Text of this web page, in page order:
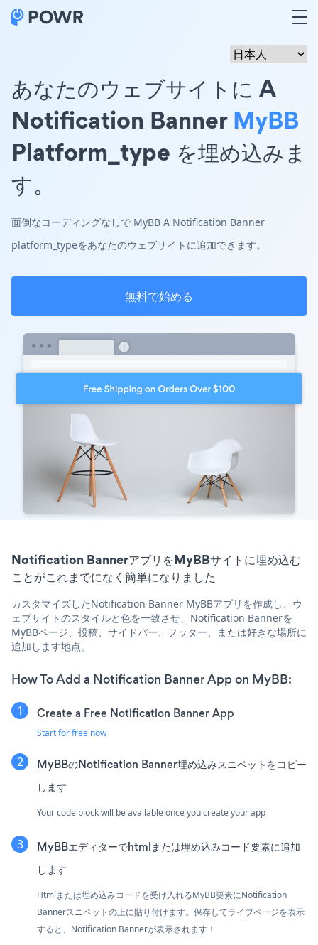
あなたのウェブサイトに A
Notification BannerMyBB
Platform_type を埋め込みま
す。
面倒なコーディングなしで MyBB A Notification Banner
platform_typeをあなたのウェブサイトに追加できます。
無料で始める
Notification BannerアプリをMyBBサイトに埋め込む
ことがこれまでになく簡単になりました
カスタマイズしたNotification Banner MyBBアプリを作成し、ウ
ェブサイトのスタイルと色を一致させ、Notification Bannerを
MyBBページ、投稿、サイドバー、フッター、または好きな場所に
追加します地点。
How To Add a Notification Banner App on MyBB:
Create a Free Notification Banner App
Start for free now
MyBBのNotification Banner埋め込みスニペットをコピー
します
Your code block will be available once you create your app
MyBBエディターでhtmlまたは埋め込みコード要素に追加
します
Htmlまたは埋め込みコードを受け入れるMyBB要素にNotification
Bannerスニペットの上に貼り付けます。保存してライブページを表示
すると、Notification Bannerが表示されます！